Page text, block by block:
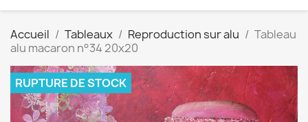
Accueil Tableaux Reproduction sur alu
Tableau
alu macaron n°34 20x20
RUPTURE DE STOCK